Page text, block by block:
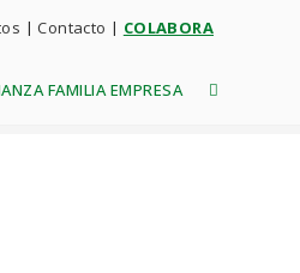
|Contacto | COLABORA
FAMILIA EMPRESA